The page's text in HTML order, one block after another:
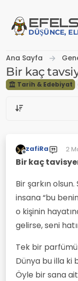
EFE
DÜŞÜNCE,
Ana Sayfa
Bir kaç
Tarih & Edebiyat
Çevrimdışı
zafiRa 2
Bir kaç
Bir şarkın
insana “bu
o kişinin
gelirse, seni
Tek bir
Dünya bu illa ki
Öyle bir sana